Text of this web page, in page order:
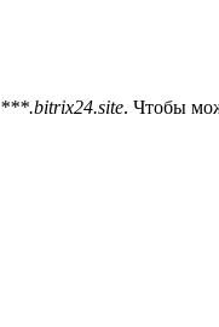
***.bitrix24.site. Чтобы